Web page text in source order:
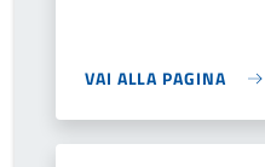
VAI ALLA PAGINA